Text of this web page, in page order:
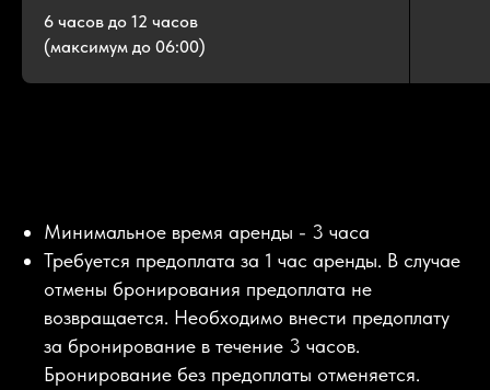
6 часов до 12 часов
(максимум до 06:00)
Минимальное время аренды - 3 часа
Требуется предоплата за 1 час аренды. В случае
отмены бронирования предоплата не
возвращается. Необходимо внести предоплату
за бронирование в течение 3 часов.
Бронирование без предоплаты отменяется.